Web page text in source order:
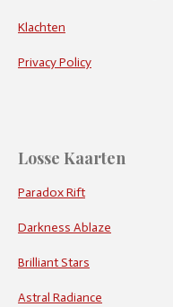
Klachten
Privacy Policy
Losse Kaarten
Paradox Rift
Darkness Ablaze
Brilliant Stars
Astral Radiance